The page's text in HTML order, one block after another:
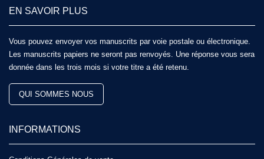
EN SAVOIR PLUS
Vous pouvez envoyer vos manuscrits par voie postale ou électronique.
Les manuscrits papiers ne seront pas renvoyés. Une réponse vous sera
donnée dans les trois mois si votre titre a été retenu.
QUI SOMMES NOUS
INFORMATIONS